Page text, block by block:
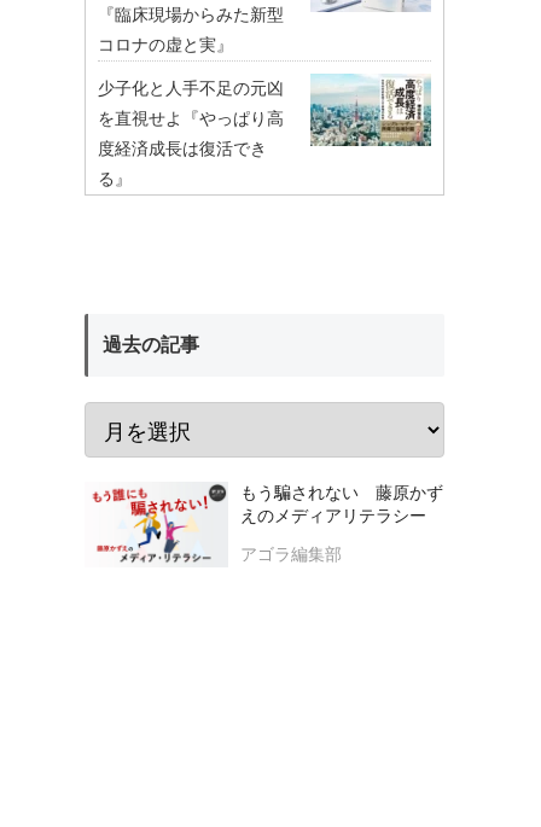
『臨床現場からみた新型
コロナの虚と実』
少子化と人手不足の元凶
を直視せよ『やっぱり高
度経済成長は復活でき
る』
過去の記事
もう騙されない 藤原かず
えのメディアリテラシー
アゴラ編集部